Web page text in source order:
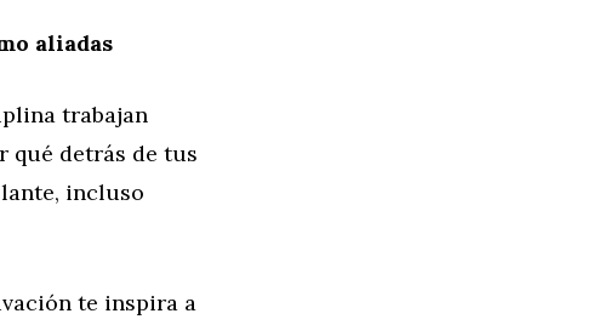
aliadas
trabajan
qué detrás de tus
incluso
te inspira a